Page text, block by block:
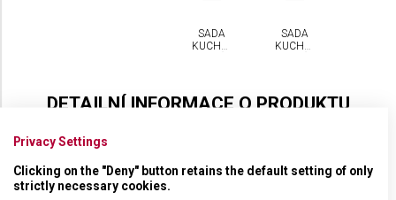
SADA
KUCHYŇSKÝCH
CLASSIC
2 KS
SADA
KUCHYŇSKÝCH
CLASSIC
2 KS
DETAILNÍ INFORMACE O PRODUKTU
Sada obsahuje:
• univerzální kuchyňský nůž s černou rukojetí z polypropylenu a
rovnou čepelí dlouhou 8 cm
Privacy Settings
Clicking on the "Deny" button retains the default setting of only
strictly necessary cookies.